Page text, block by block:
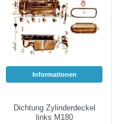
Informationen
Dichtung Zylinderdeckel
links M180